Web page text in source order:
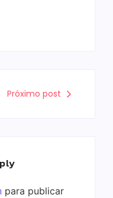
Próximo post
para publicar